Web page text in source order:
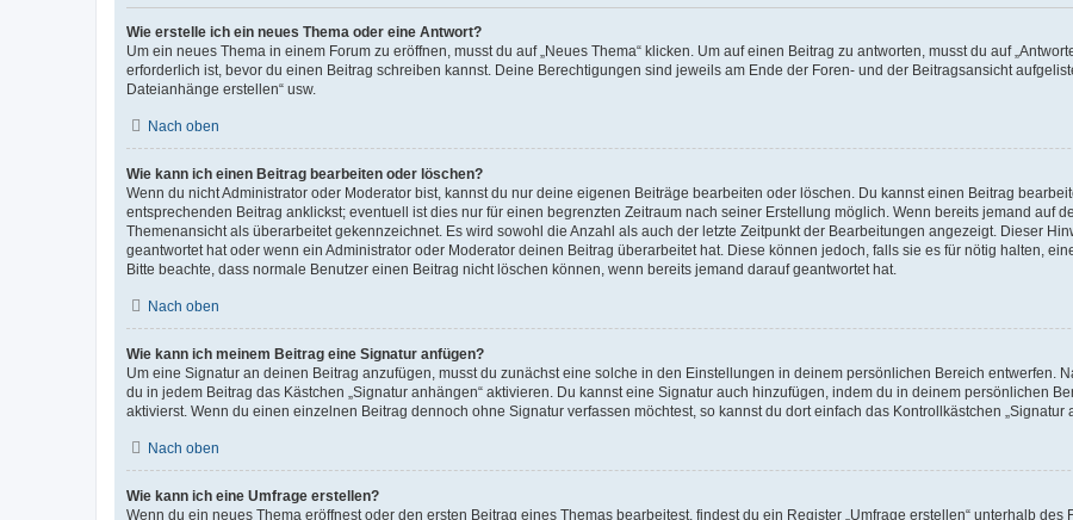
Wie erstelle ich ein neues Thema oder eine Antwort?
Um ein neues Thema in einem Forum zu eröffnen, musst du auf „Neues Thema“ klicken. Um auf einen Beitrag zu antworten, musst du auf
erforderlich ist, bevor du einen Beitrag schreiben kannst. Deine Berechtigungen sind jeweils am Ende der Foren- und der Beitragsansicht
Dateianhänge erstellen“ usw.
Nach oben
Wie kann ich einen Beitrag bearbeiten oder löschen?
Wenn du nicht Administrator oder Moderator bist, kannst du nur deine eigenen Beiträge bearbeiten oder löschen. Du kannst einen Beitrag
entsprechenden Beitrag anklickst; eventuell ist dies nur für einen begrenzten Zeitraum nach seiner Erstellung möglich. Wenn bereits jemand auf
Themenansicht als überarbeitet gekennzeichnet. Es wird sowohl die Anzahl als auch der letzte Zeitpunkt der Bearbeitungen angezeigt. Dieser
geantwortet hat oder wenn ein Administrator oder Moderator deinen Beitrag überarbeitet hat. Diese können jedoch, falls sie es für nötig halten,
Bitte beachte, dass normale Benutzer einen Beitrag nicht löschen können, wenn bereits jemand darauf geantwortet hat.
Nach oben
Wie kann ich meinem Beitrag eine Signatur anfügen?
Um eine Signatur an deinen Beitrag anzufügen, musst du zunächst eine solche in den Einstellungen in deinem persönlichen Bereich entwerfen.
du in jedem Beitrag das Kästchen „Signatur anhängen“ aktivieren. Du kannst eine Signatur auch hinzufügen, indem du in deinem persönlichen
aktivierst. Wenn du einen einzelnen Beitrag dennoch ohne Signatur verfassen möchtest, so kannst du dort einfach das Kontrollkästchen „Signatur
Nach oben
Wie kann ich eine Umfrage erstellen?
Wenn du ein neues Thema eröffnest oder den ersten Beitrag eines Themas bearbeitest, findest du ein Register „Umfrage erstellen“ unterhalb